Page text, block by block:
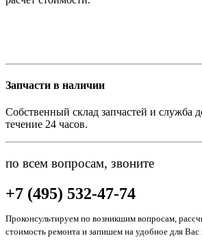
Запчасти в наличии
Собственный склад запчастей и служба
течение 24 часов.
по всем вопросам, звоните
+7 (495) 532-47-74
Проконсультируем по возникшим вопросам,
стоимость ремонта и запишем на удобное для Вас